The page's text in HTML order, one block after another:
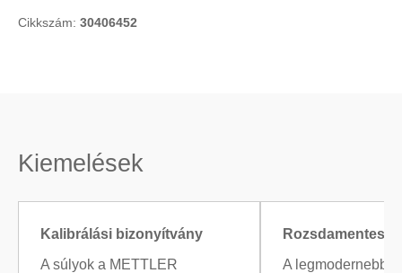
Cikkszám: 30406452
Kiemelések
Kalibrálási bizonyítvány
A súlyok a METTLER
Rozsdamentes
A legmodernebb